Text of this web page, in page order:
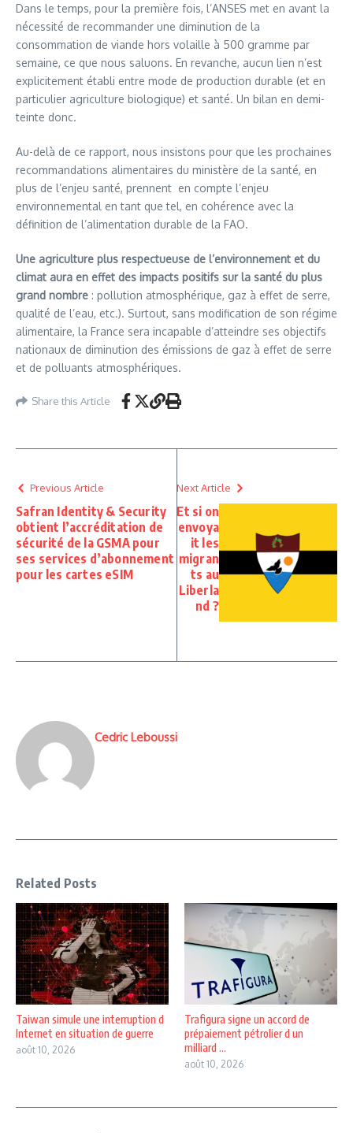
Dans le temps, pour la première fois, l’ANSES met en avant la
nécessité de recommander une diminution de la
consommation de viande hors volaille à 500 gramme par
semaine, ce que nous saluons. En revanche, aucun lien n’est
explicitement établi entre mode de production durable (et en
particulier agriculture biologique) et santé. Un bilan en demi-
teinte donc.
Au-delà de ce rapport, nous insistons pour que les prochaines
recommandations alimentaires du ministère de la santé, en
plus de l’enjeu santé, prennent en compte l’enjeu
environnemental en tant que tel, en cohérence avec la
définition de l’alimentation durable de la FAO.
Une agriculture plus respectueuse de l’environnement et du
climat aura en effet des impacts positifs sur la santé du plus
grand nombre : pollution atmosphérique, gaz à effet de serre,
qualité de l’eau, etc.). Surtout, sans modification de son régime
alimentaire, la France sera incapable d’atteindre ses objectifs
nationaux de diminution des émissions de gaz à effet de serre
et de polluants atmosphériques.
Share this Article
Previous Article
Safran Identity & Security
obtient l’accréditation de
sécurité de la GSMA pour
ses services d’abonnement
pour les cartes eSIM
Next Article
Et si on
envoya
it les
migran
ts au
Liberla
nd ?
Cedric Leboussi
Related Posts
Taiwan simule une interruption d
Internet en situation de guerre
août 10, 2026
Trafigura signe un accord de
prépaiement pétrolier d un
milliard ...
août 10, 2026